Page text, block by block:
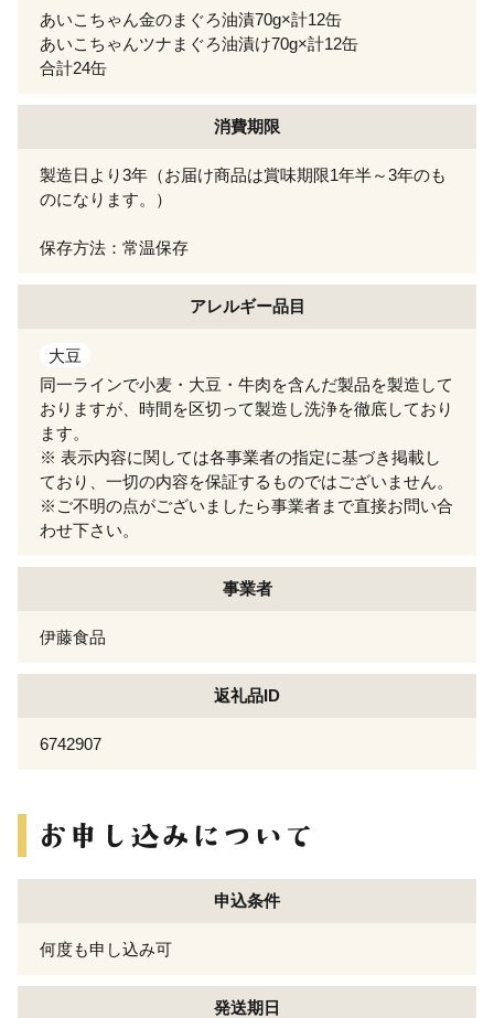
あいこちゃん金のまぐろ油漬70g×計12缶
あいこちゃんツナまぐろ油漬け70g×計12缶
合計24缶
消費期限
製造日より3年（お届け商品は賞味期限1年半～3年のも
のになります。）
保存方法：常温保存
アレルギー品目
大豆
同一ラインで小麦・大豆・牛肉を含んだ製品を製造して
おりますが、時間を区切って製造し洗浄を徹底しており
ます。
※ 表示内容に関しては各事業者の指定に基づき掲載し
ており、一切の内容を保証するものではございません。
※ご不明の点がございましたら事業者まで直接お問い合
わせ下さい。
事業者
伊藤食品
返礼品ID
6742907
申込条件
何度も申し込み可
発送期日